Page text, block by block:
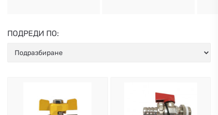
ПОДРЕДИ ПО: